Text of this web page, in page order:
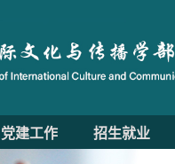
党建工作 招生就业